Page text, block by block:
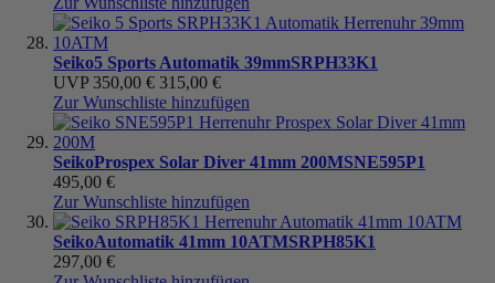
Seiko5 Sports Automatik 39mmSRPH33K1
UVP 350,00 € 315,00 €
Zur Wunschliste hinzufügen
SeikoProspex Solar Diver 41mm 200MSNE595P1
495,00 €
Zur Wunschliste hinzufügen
SeikoAutomatik 41mm 10ATMSRPH85K1
297,00 €